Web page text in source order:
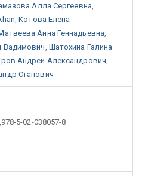
Алла Сергеевна
,Котова Елена
Анна Геннадьевна
Вадимович Шатохина Галина
Андрей Александрович
Оганович
5-02-038057-8